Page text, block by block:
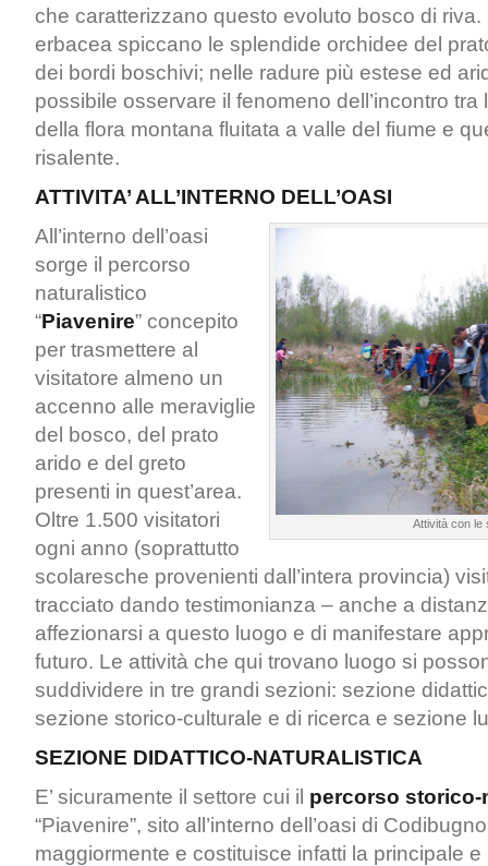
che caratterizzano questo evoluto bosco di
erbacea spiccano le splendide orchidee del
dei bordi boschivi; nelle radure più estese ed
possibile osservare il fenomeno dell’incontro
della flora montana fluitata a valle del fiume e
risalente.
ATTIVITA’ ALL’INTERNO DELL’OASI
Attività con le
All’interno dell’oasi
sorge il percorso
naturalistico
“Piavenire” concepito
per trasmettere al
visitatore almeno un
accenno alle meraviglie
del bosco, del prato
arido e del greto
presenti in quest’area.
Oltre 1.500 visitatori
ogni anno (soprattutto
scolaresche provenienti dall’intera provincia)
tracciato dando testimonianza – anche a
affezionarsi a questo luogo e di manifestare
futuro. Le attività che qui trovano luogo si
suddividere in tre grandi sezioni: sezione
sezione storico-culturale e di ricerca e sezione
SEZIONE DIDATTICO-NATURALISTICA
E’ sicuramente il settore cui il percorso
“Piavenire”, sito all’interno dell’oasi di
maggiormente e costituisce infatti la principale e